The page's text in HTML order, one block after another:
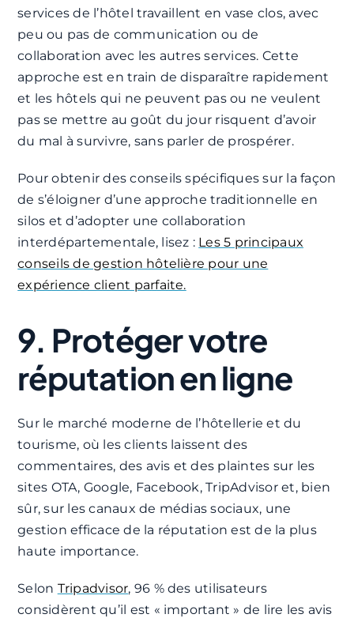
services de l’hôtel travaillent en vase clos, avec
peu ou pas de communication ou de
collaboration avec les autres services. Cette
approche est en train de disparaître rapidement
et les hôtels qui ne peuvent pas ou ne veulent
pas se mettre au goût du jour risquent d’avoir
du mal à survivre, sans parler de prospérer.
Pour obtenir des conseils spécifiques sur la façon
de s’éloigner d’une approche traditionnelle en
silos et d’adopter une collaboration
interdépartementale, lisez : Les 5 principaux
conseils de gestion hôtelière pour une
expérience client parfaite.
9. Protéger votre
réputation en ligne
Sur le marché moderne de l’hôtellerie et du
tourisme, où les clients laissent des
commentaires, des avis et des plaintes sur les
sites OTA, Google, Facebook, TripAdvisor et, bien
sûr, sur les canaux de médias sociaux, une
gestion efficace de la réputation est de la plus
haute importance.
Selon Tripadvisor, 96 % des utilisateurs
considèrent qu’il est « important » de lire les avis